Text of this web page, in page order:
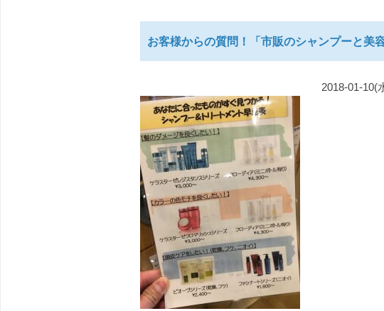
お客様からの質問！「市販のシャンプーと美
2018-01-10(